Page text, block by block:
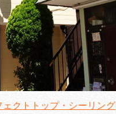
クトトップ・シーリング